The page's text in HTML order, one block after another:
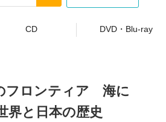
CD DVD・Blu-ray
フロンティア 海に
界と日本の歴史